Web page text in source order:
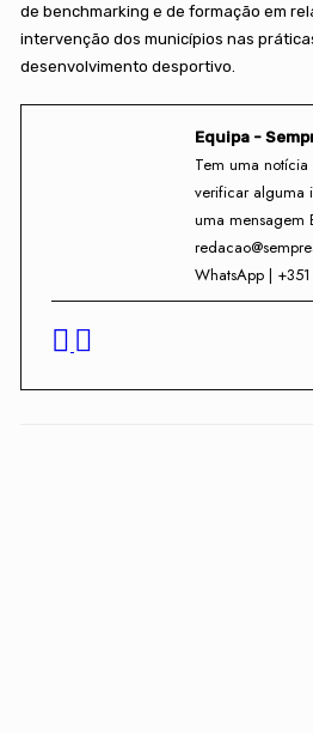
de benchmarking e de formação em
intervenção dos municípios nas
desenvolvimento desportivo.
Equipa -
Tem uma
verificar alguma
uma mensagem
WhatsApp |